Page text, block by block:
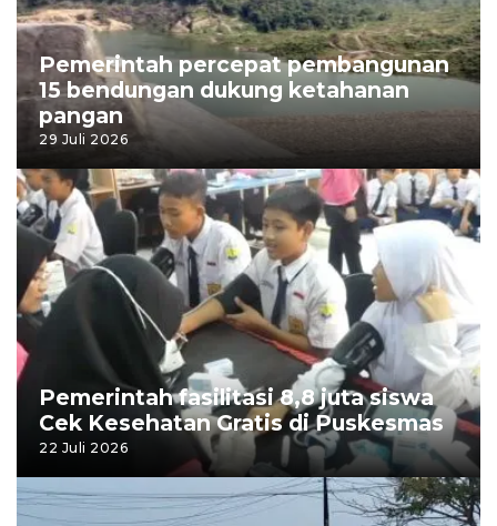
Pemerintah percepat pembangunan
15 bendungan dukung ketahanan
pangan
29 Juli 2026
Pemerintah fasilitasi 8,8 juta siswa
Cek Kesehatan Gratis di Puskesmas
22 Juli 2026